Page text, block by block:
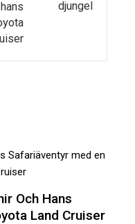
Och Hans
Land Cruiser